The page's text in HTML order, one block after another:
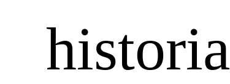
historia